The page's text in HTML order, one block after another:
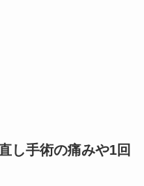
し手術の痛みや1回